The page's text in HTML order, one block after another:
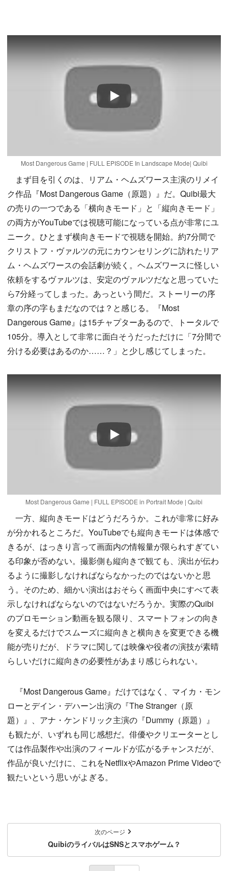
Play
Most Dangerous Game | FULL EPISODE In Landscape Mode| Quibi
まず目を引くのは、リアム・ヘムズワース主演のリメイ
ク作品『Most Dangerous Game（原題）』だ。Quibi最大
の売りの一つである「横向きモード」と「縦向きモード」
の両方がYouTubeでは視聴可能になっている点が非常にユ
ニーク。ひとまず横向きモードで視聴を開始。約7分間で
クリストフ・ヴァルツの元にカウンセリングに訪れたリア
ム・ヘムズワースの会話劇が続く。ヘムズワースに怪しい
依頼をするヴァルツは、安定のヴァルツだなと思っていた
ら7分経ってしまった。あっという間だ。ストーリーの序
章の序の字もまだなのでは？と感じる。『Most
Dangerous Game』は15チャプターあるので、トータルで
105分。導入として非常に面白そうだっただけに「7分間で
分ける必要はあるのか……？」と少し感じてしまった。
Play
Most Dangerous Game | FULL EPISODE in Portrait Mode | Quibi
一方、縦向きモードはどうだろうか。これが非常に好み
が分かれるところだ。YouTubeでも縦向きモードは体感で
きるが、はっきり言って画面内の情報量が限られすぎてい
る印象が否めない。撮影側も縦向きで観ても、演出が伝わ
るように撮影しなければならなかったのではないかと思
う。そのため、細かい演出はおそらく画面中央にすべて表
示しなければならないのではないだろうか。実際のQuibi
のプロモーション動画を観る限り、スマートフォンの向き
を変えるだけでスムーズに縦向きと横向きを変更できる機
能が売りだが、ドラマに関しては映像や役者の演技が素晴
らしいだけに縦向きの必要性があまり感じられない。
『Most Dangerous Game』だけではなく、マイカ・モン
ローとデイン・デハーン出演の『The Stranger（原
題）』、アナ・ケンドリック主演の『Dummy（原題）』
も観たが、いずれも同じ感想だ。俳優やクリエーターとし
ては作品製作や出演のフィールドが広がるチャンスだが、
作品が良いだけに、これをNetflixやAmazon Prime Videoで
観たいという思いがよぎる。
次のページ
QuibiのライバルはSNSとスマホゲーム？